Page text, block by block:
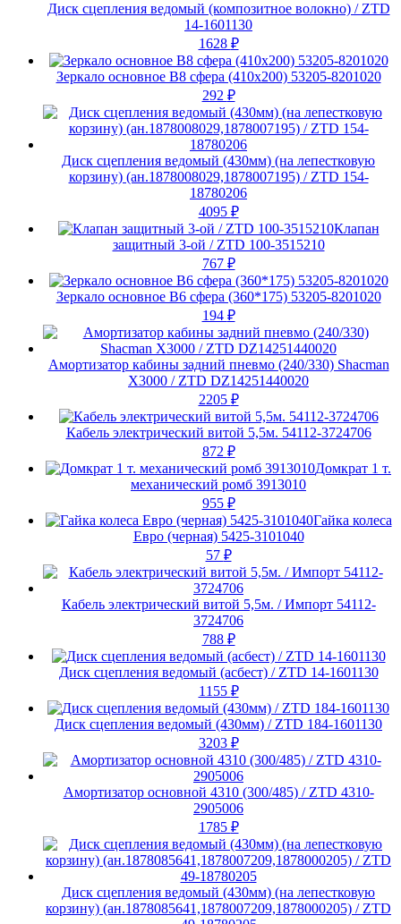
Диск сцепления ведомый (композитное волокно) / ZTD
14-1601130
1628 ₽
Зеркало основное В8 сфера (410х200) 53205-8201020
292 ₽
Диск сцепления ведомый (430мм) (на лепестковую
корзину) (ан.1878008029,1878007195) / ZTD 154-
18780206
4095 ₽
Клапан
защитный 3-ой / ZTD 100-3515210
767 ₽
Зеркало основное В6 сфера (360*175) 53205-8201020
194 ₽
Амортизатор кабины задний пневмо (240/330) Shacman
X3000 / ZTD DZ14251440020
2205 ₽
Кабель электрический витой 5,5м. 54112-3724706
872 ₽
Домкрат 1 т.
механический ромб 3913010
955 ₽
Гайка колеса
Евро (черная) 5425-3101040
57 ₽
Кабель электрический витой 5,5м. / Импорт 54112-
3724706
788 ₽
Диск сцепления ведомый (асбест) / ZTD 14-1601130
1155 ₽
Диск сцепления ведомый (430мм) / ZTD 184-1601130
3203 ₽
Амортизатор основной 4310 (300/485) / ZTD 4310-
2905006
1785 ₽
Диск сцепления ведомый (430мм) (на лепестковую
корзину) (ан.1878085641,1878007209,1878000205) / ZTD